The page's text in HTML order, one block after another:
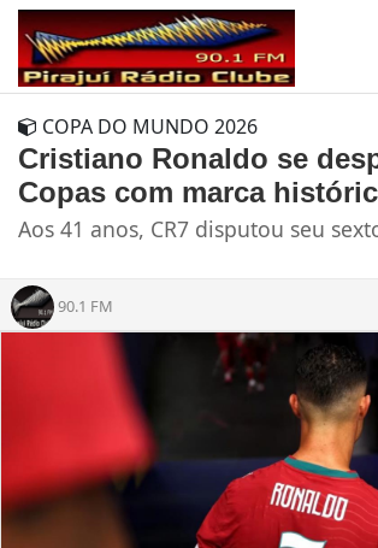
COPA DO MUNDO 2026
Cristiano Ronaldo se
Copas com marca
Aos 41 anos, CR7 disputou seu
90.1 FM